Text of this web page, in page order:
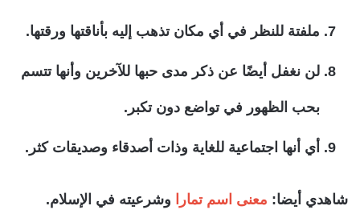
ملفتة للنظر في أي مكان تذهب إليه بأناقتها ورقتها.
لن نغفل أيضًا عن ذكر مدى حبها للآخرين وأنها تتسم
بحب الظهور في تواضع دون تكبر.
أي أنها اجتماعية للغاية وذات أصدقاء وصديقات كثر.
شاهدي أيضا: معنى اسم تمارا وشرعيته في الإسلام.